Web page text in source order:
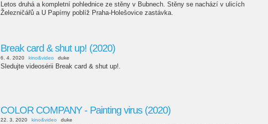
Letos druhá a kompletní pohlednice ze stěny v Bubnech. Stěny se nachází v ulicích
Železničářů a U Papírny poblíž Praha-Holešovice zastávka.
Break card & shut up! (2020)
6. 4. 2020 kino&video duke
Sledujte videosérii Break card & shut up!.
COLOR COMPANY - Painting virus (2020)
22. 3. 2020 kino&video duke